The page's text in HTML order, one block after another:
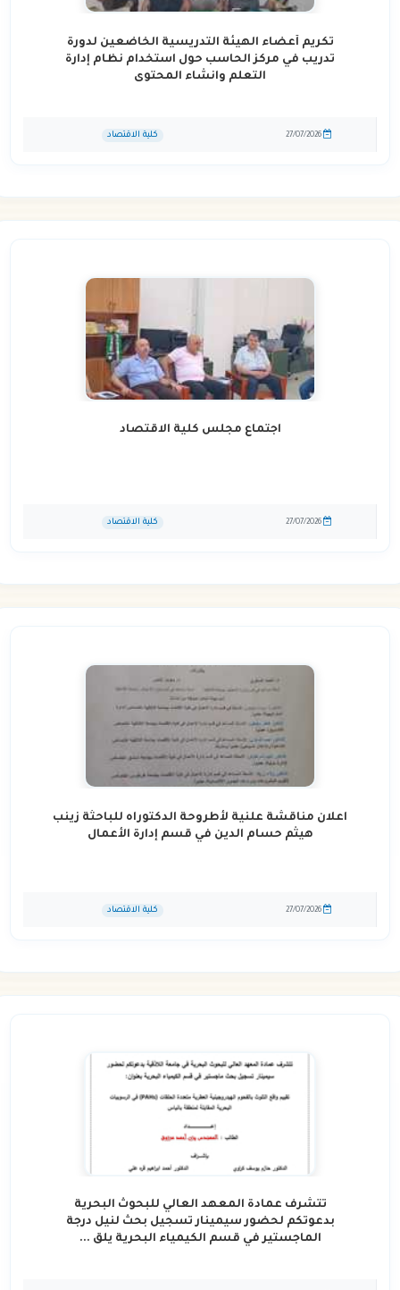
تكريم أعضاء الهيئة التدريسية الخاضعين لدورة
تدريب في مركز الحاسب حول استخدام نظام إدارة
التعلم وانشاء المحتوى
27/07/2026 كلية الاقتصاد
اجتماع مجلس كلية الاقتصاد
27/07/2026 كلية الاقتصاد
اعلان مناقشة علنية لأطروحة الدكتوراه للباحثة زينب
هيثم حسام الدين في قسم إدارة الأعمال
27/07/2026 كلية الاقتصاد
تتشرف عمادة المعهد العالي للبحوث البحرية
بدعوتكم لحضور سيمينار تسجيل بحث لنيل درجة
الماجستير في قسم الكيمياء البحرية يلق ...